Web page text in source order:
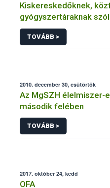
Kiskereskedőknek,
gyógyszertáraknak
TOVÁBB >
2010. december 30, csütörtök
Az MgSZH élelmiszer-
második felében
TOVÁBB >
2017. október 24, kedd
OFA